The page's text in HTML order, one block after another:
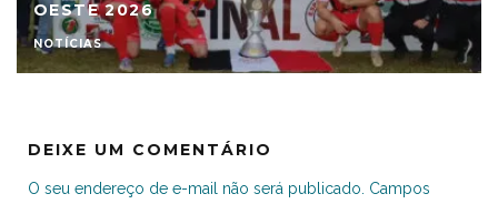
OESTE 2026
NOTÍCIAS
DEIXE UM COMENTÁRIO
O seu endereço de e-mail não será publicado. Campos